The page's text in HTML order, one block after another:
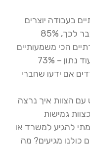
בעבודה יוצרים
מוטיבציה אצל 84% מהעובדים. מעבר לכך, 85%
הכי משמעותיים
עבורם הם עם אנשי הצוות שלהם. ועוד נתון – 73%
אם ידעו שחברי
הצוות איך נרצה
גמישות
להגיע למשרד או
כולנו מגיעים? מה